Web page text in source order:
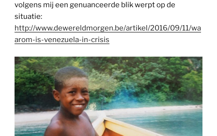
volgens mij een genuanceerde blik werpt op de
situatie:
http://www.dewereldmorgen.be/artikel/2016/09/11/wa
arom-is-venezuela-in-crisis